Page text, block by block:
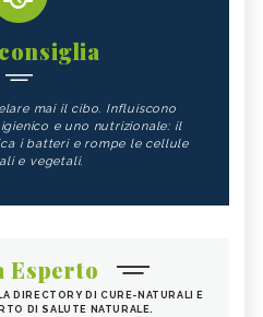
mai il cibo. Influiscono
e uno nutrizionale: il
i batteri e rompe le cellule
e vegetali.
Esperto
DIRECTORY DI CURE-NATURALI E
DI SALUTE NATURALE.